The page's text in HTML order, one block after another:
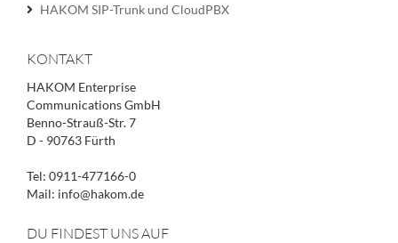
HAKOM SIP-Trunk und CloudPBX
KONTAKT
HAKOM Enterprise
Communications GmbH
Benno-Strauß-Str. 7
D - 90763 Fürth
Tel: 0911-477166-0
Mail: info@hakom.de
DU FINDEST UNS AUF